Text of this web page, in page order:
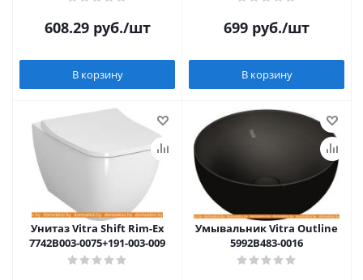
608.29руб./шт
В корзину
699 руб./шт
В корзину
Унитаз Vitra Shift Rim-Ex
7742B003-0075+191-003-009
Умывальник Vitra Outline
5992B483-0016